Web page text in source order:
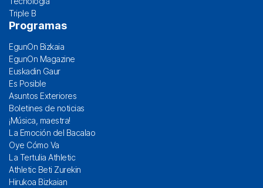
Triple B
Programas
EgunOn Bizkaia
EgunOn Magazine
Euskadin Gaur
Es Posible
Asuntos Exteriores
Boletines de noticias
¡Música, maestra!
La Emoción del Bacalao
Oye Cómo Va
La Tertulia Athletic
Athletic Beti Zurekin
Hirukoa Bizkaian